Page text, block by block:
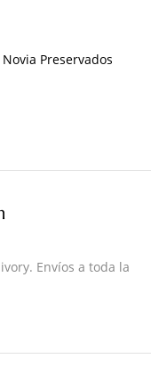
Novia Preservados
Envíos a toda la